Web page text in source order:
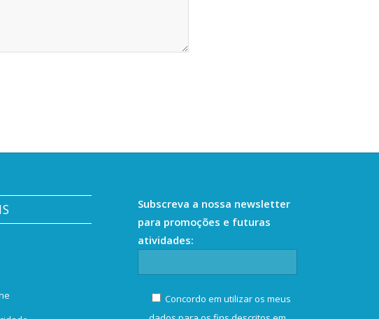
Subscreva a nossa newsletter
para promoções e futuras
atividades:
Concordo em utilizar os meus